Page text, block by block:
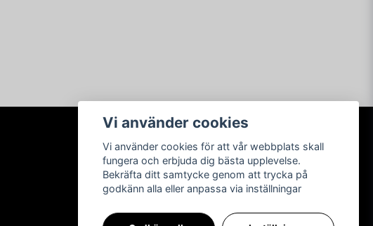
SOCIALA MEDIER
Vi använder cookies
Vi använder cookies för att vår webbplats skall
fungera och erbjuda dig bästa upplevelse.
Bekräfta ditt samtycke genom att trycka på
godkänn alla eller anpassa via inställningar